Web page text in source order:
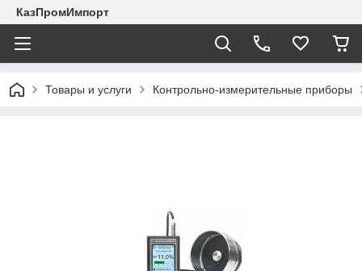
КазПромИмпорт
Товары и услуги Контрольно-измерительные приборы